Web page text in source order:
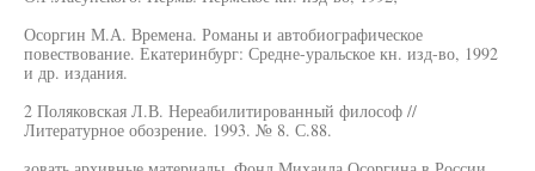
Осоргин М.А. Времена. Романы и автобиографическое
повествование. Екатеринбург: Средне-уральское кн. изд-во, 1992
и др. издания.
2 Поляковская Л.В. Нереабилитированный философ //
Литературное обозрение. 1993. № 8. С.88.